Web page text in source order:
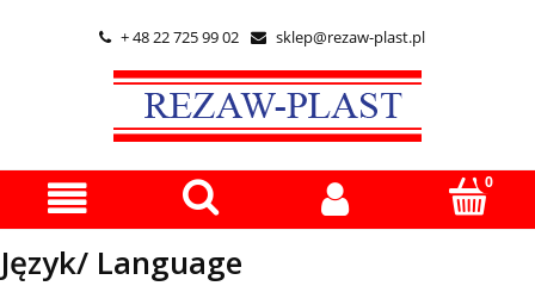
 + 48 22 725 99 02  sklep@rezaw-plast.pl
Język/ Language